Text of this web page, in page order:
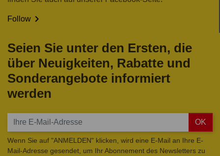
Follow 
Seien Sie unter den Ersten, die
über Neuigkeiten, Rabatte und
Sonderangebote informiert
werden
OK
Wenn Sie auf "ANMELDEN" klicken, wird eine E-Mail an Ihre E-
Mail-Adresse gesendet, um Ihr Abonnement des Newsletters zu